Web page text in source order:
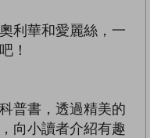
利華和愛麗絲，一
！
普書，透過精美的
向小讀者介紹有趣